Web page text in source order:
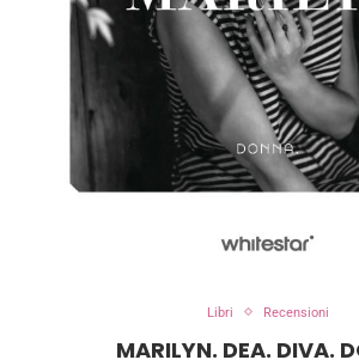
Libri Recensioni
MARILYN. DEA. DIVA.